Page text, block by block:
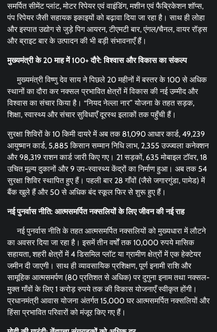
समर्पित सीमेंट प्लांट, मोटर रिपेयर एवं वाइंडिंग, मशीन एवं फैब्रिकेशन शॉप्स,
पंप रिपेयर जैसी सहायक इकाइयों को बढ़ावा दिया जा रहा है। साथ ही लोहा
और इस्पात उद्योग से जुड़े पिग आयरन, टीएमटी बार, एंगल/चैनल, वायर रॉड्स
और ब्राइट बार के उत्पादन की भी बड़ी संभावनाएँ हैं।
मुख्यमंत्री के 20माह में100+दौरे: विश्वास और विकास का संकल्प
मुख्यमंत्री विष्णु देव साय ने पिछले 20 महीनों में बस्तर के 100 से अधिक
स्थानों का दौरा कर नक्सल प्रभावित क्षेत्रों में विकास की नई उम्मीद और
विश्वास का संचार किया है। “नियद नेल्ला नार” योजना के तहत सड़क,
शिक्षा, स्वास्थ्य और संचार सुविधाएँ दूरस्थ इलाकों तक पहुँची हैं।
सुरक्षा शिविरों के 10 किमी दायरे में अब तक 81,090 आधार कार्ड, 49,239
आयुष्मान कार्ड, 5,885 किसान सम्मान निधि लाभ, 2,355 उज्ज्वला कनेक्शन
और 98,319 राशन कार्ड जारी किए गए। 21 सड़कों, 635 मोबाइल टॉवर, 18
उचित मूल्य दुकानों और 9 उप-स्वास्थ्य केंद्रों का निर्माण हुआ। अब तक 54
सुरक्षा शिविर स्थापित हुए हैं। पहली बार 28 गाँवों (जैसे जगारगुंडा, पामेड) में
बैंक खुले हैं और 50 से अधिक बंद स्कूल फिर से शुरू हुए हैं।
नई पुनर्वास नीति: आत्मसमर्पित नक्सलियों के लिए जीवन की नई राह
नई पुनर्वास नीति के तहत आत्मसमर्पित नक्सलियों को मुख्यधारा में लौटने
का अवसर दिया जा रहा है। इसमें तीन वर्षों तक 10,000 रुपये मासिक
सहायता, शहरी क्षेत्रों में 4 डिसमिल प्लॉट या ग्रामीण क्षेत्रों में एक हेक्टेयर
जमीन दी जाएगी। साथ ही व्यावसायिक प्रशिक्षण, पूर्ण इनामी राशि और
सामूहिक आत्मसमर्पण (80 प्रतिशत से अधिक) पर दुगुना इनाम तथा नक्सल-
मुक्त गाँवों के लिए 1 करोड़ रुपये तक की विकास योजनाएँ स्वीकृत होंगी।
प्रधानमंत्री आवास योजना अंतर्गत 15,000 घर आत्मसमर्पित नक्सलियों और
हिंसा प्रभावित परिवारों को मंजूर किए गए हैं।